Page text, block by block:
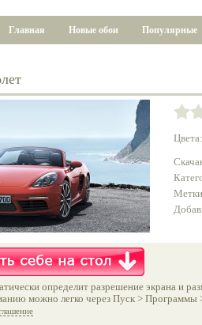
Главная Новые обои Популярные
Цвета:
определит разрешение экрана и
можно легко через Пуск >